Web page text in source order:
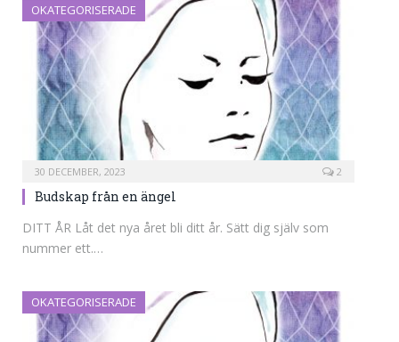
OKATEGORISERADE
30 DECEMBER, 2023 2
Budskap från en ängel
DITT ÅR Låt det nya året bli ditt år. Sätt dig själv som
nummer ett.…
OKATEGORISERADE